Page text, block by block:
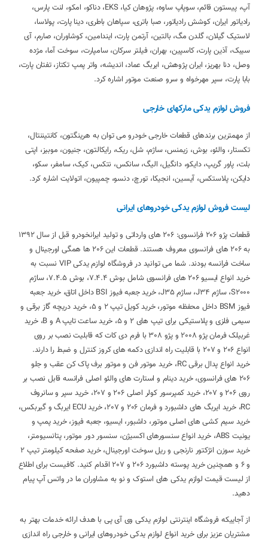
آپ، پیستون قائم، سوپاپ ساوه، پژوهان کیا، EKS، دناکو، امکو، لنت پارس،
رادیاتور ایران، کوشش رادیاتور، صبا باتری، سپاهان باطری، دینا پارت، پولاسا،
لاستیک گیلان، گلدن مگ، بالتین، آرتمن پارت، ایندامین، کوشاوران، صارم، آی
سیبک، آذین پارت، کاسپین، بهران، فیلتر سرکان، سامپارت، سوخت آما، مژده
وصل، دنا بهریز، ایران پژوهش، ایربگ عماد، اندیشه، واتر پمپ تکتاز، تفتان پارت،
بابا پارت، سپر مهرخواه و سرو صنعت موتور اشاره کرد.
فروش لوازم یدکی مارکهای خارجی
از مهمترین برندهای قطعات خارجی خودرو می توان به هرینگتون، کانتیننتال،
تکستار، والئو، بوش، زیمنس، ساژم، شل، ریک، رایکالتون، جنیون، موبیز، اپتی
بلت، پاور گریپ، دایکو، دانگیل، الیگ، سانکس، نتکس، کیک، سامفر، سکو،
دایکن، پلاستکس، آیسین، انجیکا، تورچ، دنسو، چمپیون، اتولایت اشاره کرد.
لیست فروش لوازم یدکی خودروهای ایرانی
قطعات پژو 206 فرانسوی: 206 های وارداتی و تولید ایرانخودرو قبل از سال 1392
به 206 های فرانسوی معروف هستند. قطعات این 206 ها همگی اورجینال و
ساخت فرانسه بودند. شما می توانید در فروشگاه لوازم یدکی VIP نسبت به
خرید انواع ایسیو 206 های فرانسوی شامل بوش 7.4.4، بوش 7.4.5، ساژم
S2000، ساژم J34، ساژم J35، خرید جعبه فیوز BSI داخل اتاق، خرید جعبه
فیوز BSM داخل محفظه موتور، خرید کویل تیپ 2 و 5، خرید دریچه گاز برقی و
سیمی فلزی و پلاستیکی برای تیپ های 2 و 5، خرید ساعت تایپ A و B، خرید
غربیلک فرمان پژو 2008 و پژو 308 با فرم دی کات که قابلیت نصب بر روی
انواع 206 و 207 با قابلیت راه اندازی دکمه های کروز کنترل و ضبط را دارند.
خرید انواع پدال برقی RC، خرید موتور فن و موتور برف پاک کن عقب و جلو
206 های فرانسوی، خرید دینام و استارت های والئو اصلی فرانسه قابل نصب بر
روی 206 و 207، خرید کمپرسور کولر اصلی 206 و 207، خرید سپر و سانروف
RC، خرید ایربگ های داشبورد و فرمان 206 و 207، خرید ECU ایربگ و گیربکس،
خرید سیم کشی های اصلی موتور، داشبور، ایسیو، جعبه فیوز، خرید پمپ و
یونیت ABS، خرید انواع سنسورهای اکسیژن، سنسور دور موتور، پتانسیومتر،
خرید سوزن انژکتور نارنجی و ریل سوخت اورجینال، خرید صفحه کیلومتر تیپ 2
و 6 و همچنین خرید پوسته داشبورد 206 و 207 اقدام کنید. کافیست برای اطلاع
از لیست قیمت لوازم یدکی های استوک و نو به مشاوران ما در واتس آپ پیام
دهید.
از آجاییکه فروشگاه اینترنتی لوازم یدکی وی آی پی با هدف ارائه خدمات بهتر به
مشتریان عزیز برای خرید انواع لوازم یدکی خودروهای ایرانی و خارجی راه اندازی